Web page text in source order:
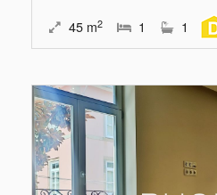
45 m2 1 1